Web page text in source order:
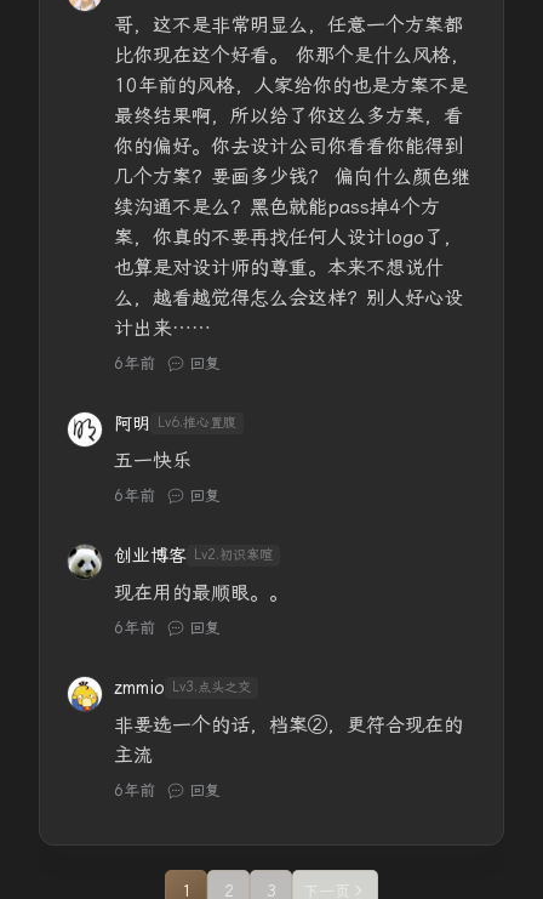
哥，这不是非常明显么，任意一个方案都
比你现在这个好看。 你那个是什么风格，
10年前的风格，人家给你的也是方案不是
最终结果啊，所以给了你这么多方案，看
你的偏好。你去设计公司你看看你能得到
几个方案？要画多少钱？ 偏向什么颜色继
续沟通不是么？黑色就能pass掉4个方
案，你真的不要再找任何人设计logo了，
也算是对设计师的尊重。本来不想说什
么，越看越觉得怎么会这样？别人好心设
计出来……
6年前 回复
阿明 Lv6.推心置腹
五一快乐
6年前 回复
创业博客 Lv2.初识寒暄
现在用的最顺眼。。
6年前 回复
zmmio Lv3.点头之交
非要选一个的话，档案②，更符合现在的
主流
6年前 回复
1 2 3 下一页